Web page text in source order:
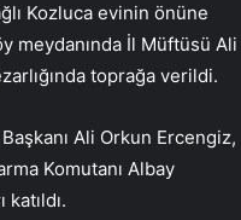
Kozluca evinin önüne
meydanında İl Müftüsü Ali
toprağa verildi.
Ali Orkun Ercengiz,
Komutanı Albay